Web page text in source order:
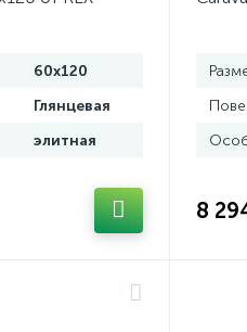
60x120
Глянцевая
элитная
8